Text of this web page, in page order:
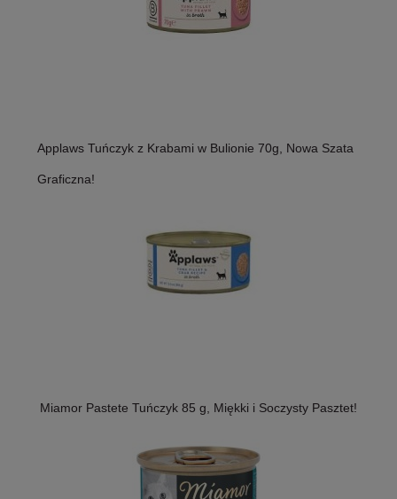
Applaws Tuńczyk z Krabami w Bulionie 70g, Nowa Szata
Graficzna!
Miamor Pastete Tuńczyk 85 g, Miękki i Soczysty Pasztet!